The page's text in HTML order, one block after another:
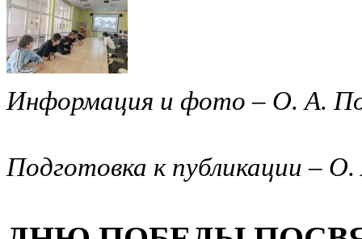
Информация и фото – О. А.
Подготовка к публикации –